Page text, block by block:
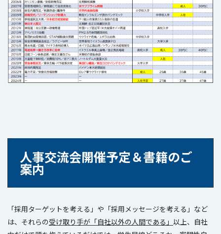
人事交流会開催予定＆書籍のご
案内
「採用ターゲットを考える」や「採用メッセージを考える」など
は、それらの受け取り手が「自社以外の人間である」 以上、自社